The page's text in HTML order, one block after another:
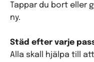
Tappar du bort eller
ny.
Städ efter varje
Alla skall hjälpa till